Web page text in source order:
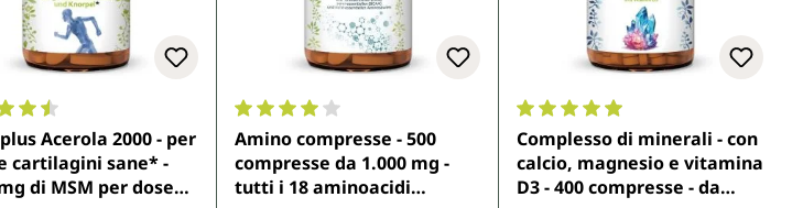
media di 4.6 su 5 stelle
Acerola 2000 - per
cartilagini sane* -
di MSM per dose
Valutazione media di 4.1 su 5 stelle
Amino compresse - 500
compresse da 1.000 mg -
tutti i 18 aminoacidi
Valutazione media di 4.9 su 5
Complesso di minerali - con
calcio, magnesio e vitamina
D3 - 400 compresse - da